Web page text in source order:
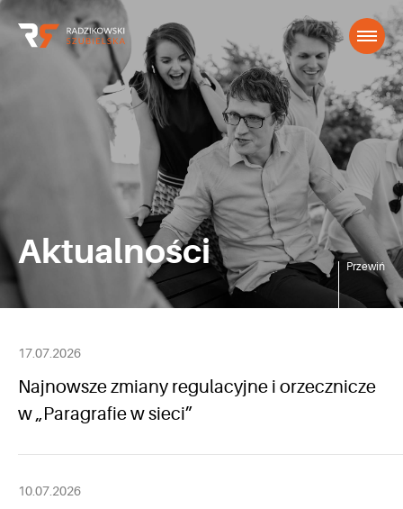
Aktualności Przewiń
17.07.2026
Najnowsze zmiany regulacyjne i orzecznicze
w „Paragrafie w sieci”
10.07.2026